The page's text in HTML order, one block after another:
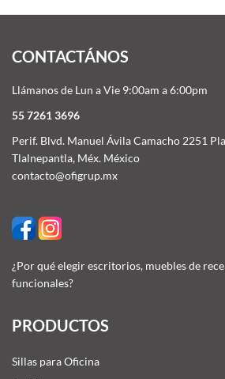
CONTACTÁNOS
Llámanos de Lun a Vie 9:00am a 6:00pm
55 7261 3696
Perif. Blvd. Manuel Ávila Camacho 2251
Tlalnepantla, Méx. México
contacto@ofigrup.mx
¿Por qué elegir escritorios, muebles de
funcionales?
PRODUCTOS
Sillas para Oficina